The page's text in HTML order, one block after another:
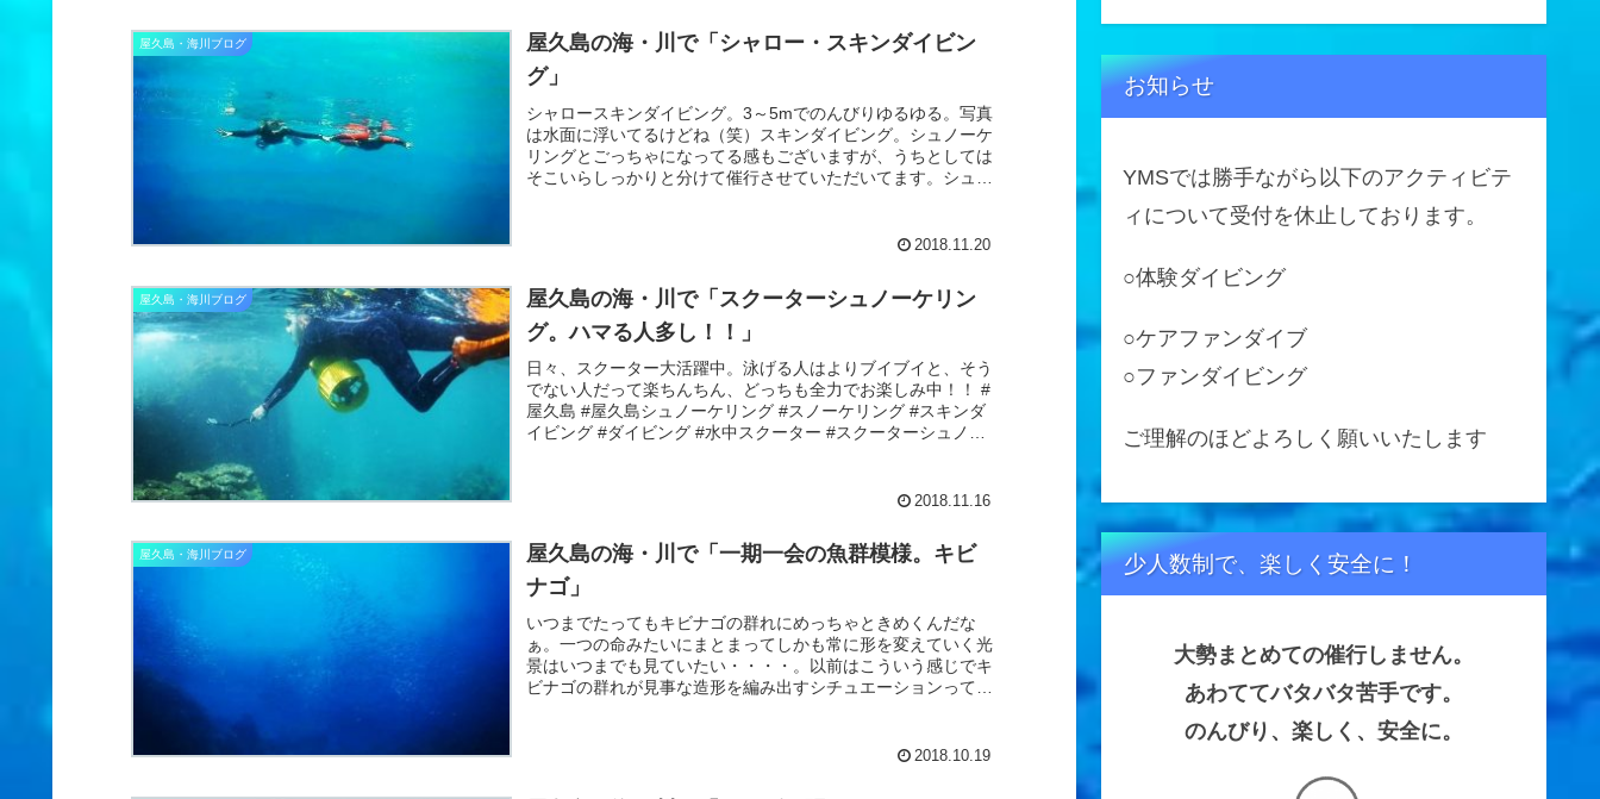
屋久島・海川ブログ
屋久島の海・川で「シャロー・スキンダイビン
グ」
シャロースキンダイビング。3～5mでのんびりゆるゆる。写真
は水面に浮いてるけどね（笑）スキンダイビング。シュノーケ
リングとごっちゃになってる感もございますが、うちとしては
そこいらしっかりと分けて催行させていただいてます。シュノ
2018.11.20
屋久島・海川ブログ
屋久島の海・川で「スクーターシュノーケリン
グ。ハマる人多し！！」
日々、スクーター大活躍中。泳げる人はよりブイブイと、そう
でない人だって楽ちんちん、どっちも全力でお楽しみ中！！ #
屋久島 #屋久島シュノーケリング #スノーケリング #スキンダ
イビング #ダイビング #水中スクーター #スクーターシュノー
2018.11.16
屋久島・海川ブログ
屋久島の海・川で「一期一会の魚群模様。キビ
ナゴ」
いつまでたってもキビナゴの群れにめっちゃときめくんだな
ぁ。一つの命みたいにまとまってしかも常に形を変えていく光
景はいつまでも見ていたい・・・・。以前はこういう感じでキ
ビナゴの群れが見事な造形を編み出すシチュエーションって、
2018.10.19
お知らせ
YMSでは勝手ながら以下のアクティビテ
ィについて受付を休止しております。
○体験ダイビング
○ケアファンダイブ
○ファンダイビング
ご理解のほどよろしく願いいたします
少人数制で、楽しく安全に！
大勢まとめての催行しません。
あわててバタバタ苦手です。
のんびり、楽しく、安全に。